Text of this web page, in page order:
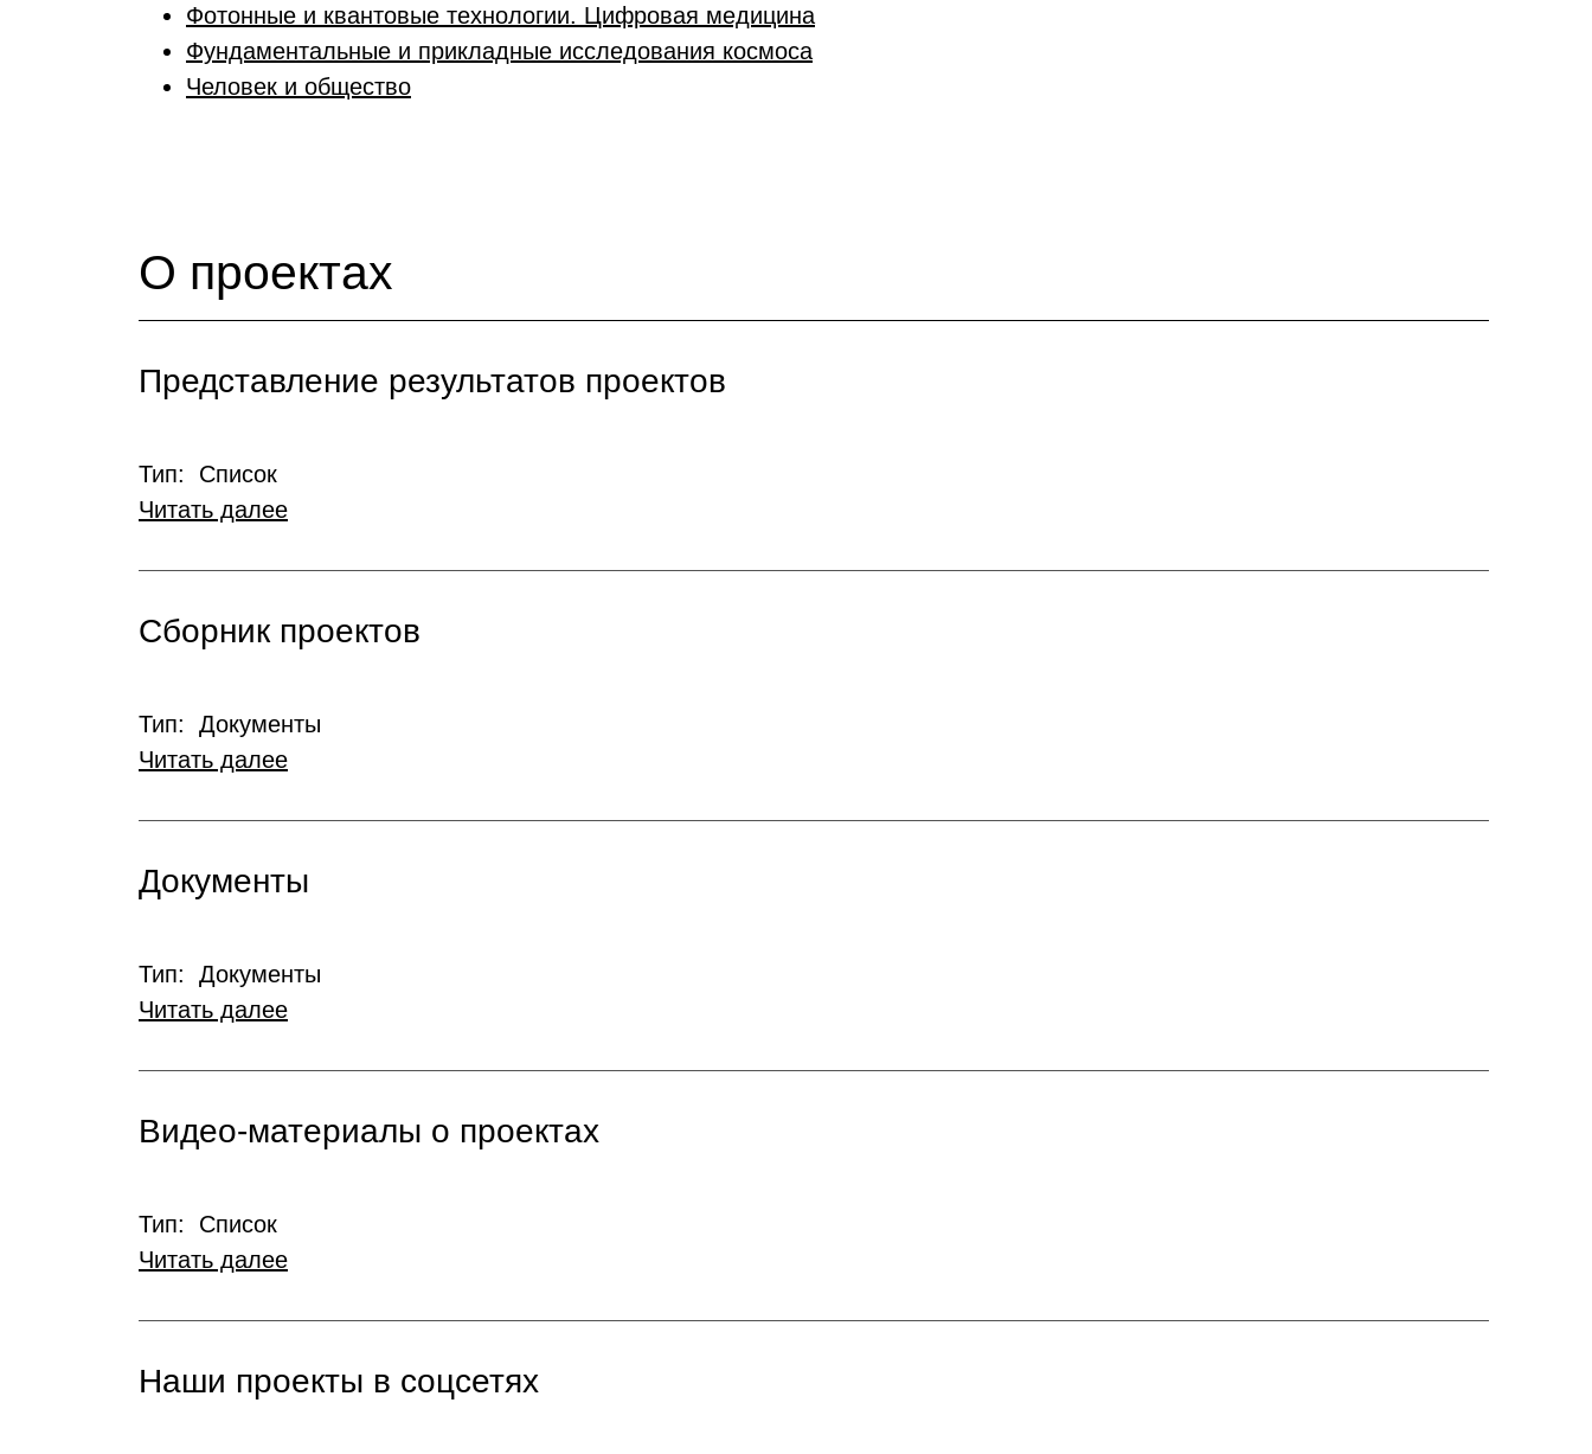
Фотонные и квантовые технологии. Цифровая медицина
Фундаментальные и прикладные исследования космоса
Человек и общество
О проектах
Представление результатов проектов
Тип: Список
Читать далее
Сборник проектов
Тип: Документы
Читать далее
Документы
Тип: Документы
Читать далее
Видео-материалы о проектах
Тип: Список
Читать далее
Наши проекты в соцсетях